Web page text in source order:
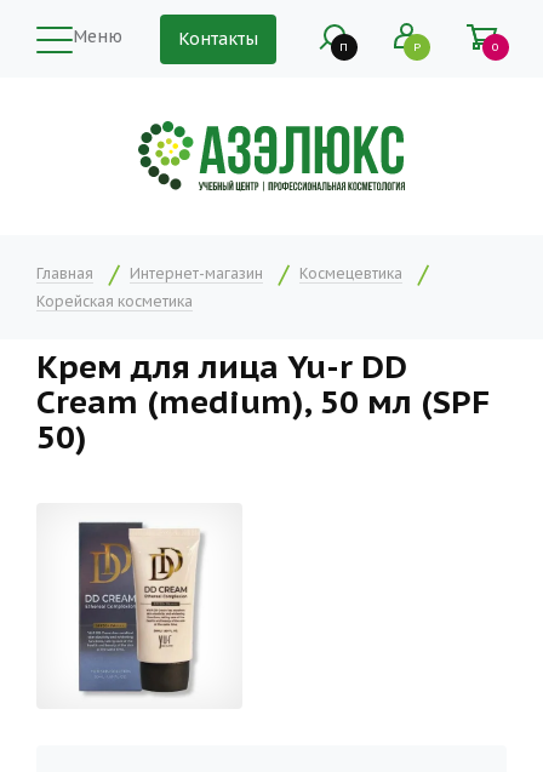
Меню Контакты П Р 0
Главная Интернет-магазин
Космецевтика
Корейская косметика
Крем для лица Yu-r DD
Cream (medium), 50 мл (SPF
50)